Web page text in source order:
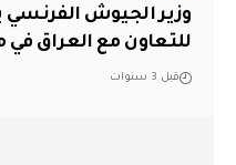
وزير الجيوش الفرنسي
للتعاون مع العراق في
قبل 3 سنوات